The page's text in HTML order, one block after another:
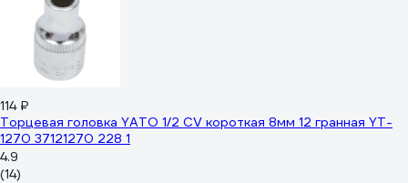
114 ₽
Торцевая головка YATO 1/2 CV короткая 8мм 12 гранная YT-
1270 37121270 228 1
4.9
(14)